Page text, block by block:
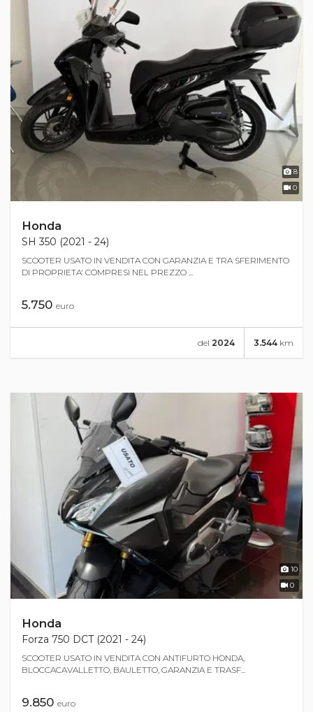
8
0
Honda
SH 350 (2021 - 24)
SCOOTER USATO IN VENDITA CON GARANZIA E TRA SFERIMENTO
DI PROPRIETA' COMPRESI NEL PREZZO ...
5.750 euro
3.544 km
del 2024
10
0
Honda
Forza 750 DCT (2021 - 24)
SCOOTER USATO IN VENDITA CON ANTIFURTO HONDA,
BLOCCACAVALLETTO, BAULETTO, GARANZIA E TRASF...
9.850 euro